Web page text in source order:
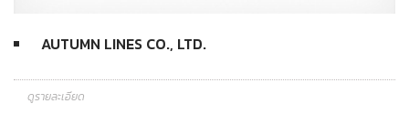
AUTUMN LINES CO., LTD.
ดูรายละเอียด